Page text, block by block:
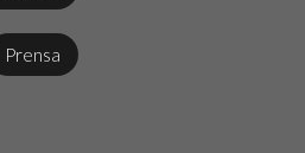
Prensa